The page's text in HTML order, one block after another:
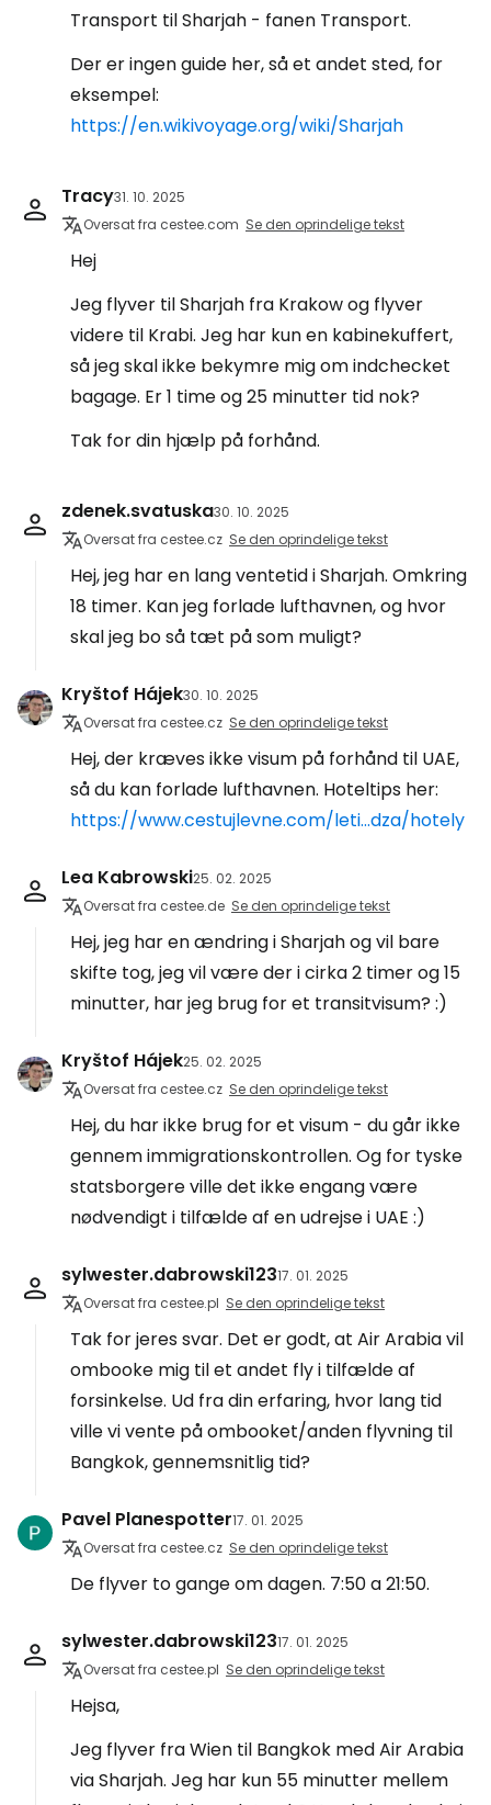
Transport til Sharjah - fanen Transport.
Der er ingen guide her, så et andet sted, for
eksempel:
https://en.wikivoyage.org/wiki/Sharjah
Tracy31. 10. 2025
Oversat fra cestee.com Se den oprindelige tekst
Hej
Jeg flyver til Sharjah fra Krakow og flyver
videre til Krabi. Jeg har kun en kabinekuffert,
så jeg skal ikke bekymre mig om indchecket
bagage. Er 1 time og 25 minutter tid nok?
Tak for din hjælp på forhånd.
zdenek.svatuska30. 10. 2025
Oversat fra cestee.cz Se den oprindelige tekst
Hej, jeg har en lang ventetid i Sharjah. Omkring
18 timer. Kan jeg forlade lufthavnen, og hvor
skal jeg bo så tæt på som muligt?
Kryštof Hájek30. 10. 2025
Oversat fra cestee.cz Se den oprindelige tekst
Hej, der kræves ikke visum på forhånd til UAE,
så du kan forlade lufthavnen. Hoteltips her:
https://www.cestujlevne.com/leti...dza/hotely
Lea Kabrowski25. 02. 2025
Oversat fra cestee.de Se den oprindelige tekst
Hej, jeg har en ændring i Sharjah og vil bare
skifte tog, jeg vil være der i cirka 2 timer og 15
minutter, har jeg brug for et transitvisum? :)
Kryštof Hájek25. 02. 2025
Oversat fra cestee.cz Se den oprindelige tekst
Hej, du har ikke brug for et visum - du går ikke
gennem immigrationskontrollen. Og for tyske
statsborgere ville det ikke engang være
nødvendigt i tilfælde af en udrejse i UAE :)
sylwester.dabrowski12317. 01. 2025
Oversat fra cestee.pl Se den oprindelige tekst
Tak for jeres svar. Det er godt, at Air Arabia vil
ombooke mig til et andet fly i tilfælde af
forsinkelse. Ud fra din erfaring, hvor lang tid
ville vi vente på ombooket/anden flyvning til
Bangkok, gennemsnitlig tid?
Pavel Planespotter17. 01. 2025
Oversat fra cestee.cz Se den oprindelige tekst
De flyver to gange om dagen. 7:50 a 21:50.
sylwester.dabrowski12317. 01. 2025
Oversat fra cestee.pl Se den oprindelige tekst
Hejsa,
Jeg flyver fra Wien til Bangkok med Air Arabia
via Sharjah. Jeg har kun 55 minutter mellem